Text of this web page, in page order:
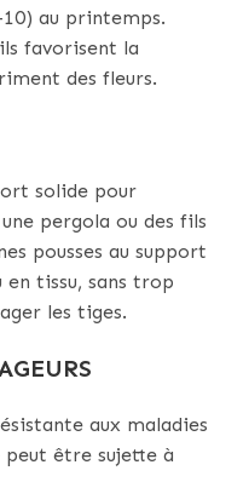
au printemps.
favorisent la
des fleurs.
solide pour
pergola ou des fils
pousses au support
en tissu, sans trop
les tiges.
aux maladies
peut être sujette à